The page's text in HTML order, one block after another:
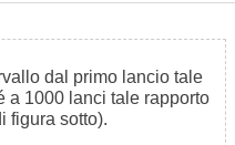
dal primo lancio tale
a 1000 lanci tale rapporto
figura sotto).